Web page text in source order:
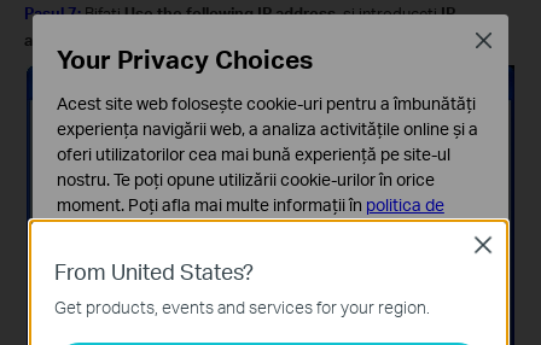
Pasul 7:BifaţiUse the following IP address, şi introduceţiIP
address
From United States?
Get products, events and services for your region.
Close
Your Privacy Choices
Acest site web folosește cookie-uri pentru a îmbunătăți
experiența navigării web, a analiza activitățile online și a
oferi utilizatorilor cea mai bună experiență pe site-ul
nostru. Te poți opune utilizării cookie-urilor în orice
moment. Poți afla mai multe informații în politica de
Cookie-uri de bază
Aceste cookie-uri sunt necesare pentru funcționarea
site-ului web și nu pot fi dezactivate în sistemele tale
Close